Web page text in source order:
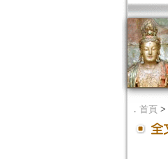
． 首頁>